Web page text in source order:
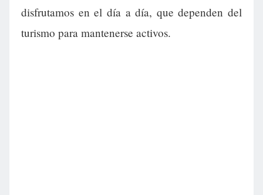
disfrutamos en el día a día, que dependen del
turismo para mantenerse activos.